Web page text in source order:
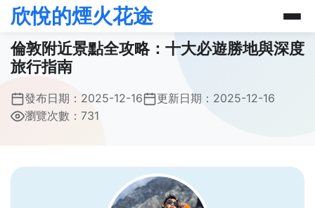
欣悅的煙火花途
倫敦附近景點全攻略：十大必遊勝地與深度
旅行指南
發布日期： 2025-12-16 更新日期： 2025-12-16
瀏覽次數：731